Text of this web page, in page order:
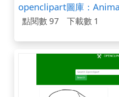
openclipart圖庫：
點閱數 97 下載數 1